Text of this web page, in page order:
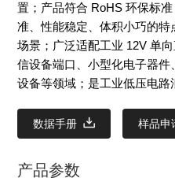
置；产品符合 RoHS 环保标
准、性能稳定、体积小巧的
场景；广泛适配工业 12V 单
信设备端口、小型化电子器
设备等领域；是工业低压电
数据手册 样品申
产品参数